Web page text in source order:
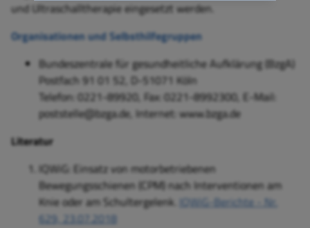
und Ultraschalltherapie eingesetzt werden.
Organisationen und Selbsthilfegruppen
Bundeszentrale für gesundheitliche Aufklärung (BzgA)
Postfach 91 01 52, D-51071 Köln
Telefon: 0221-89920, Fax: 0221-8992300, E-Mail:
poststelle@bzga.de, Internet: www.bzga.de
Literatur
IQWiG: Einsatz von motorbetriebenen
Bewegungsschienen (CPM) nach Interventionen am
Knie oder am Schultergelenk. IQWiG-Berichte - Nr.
629, 23.07.2018